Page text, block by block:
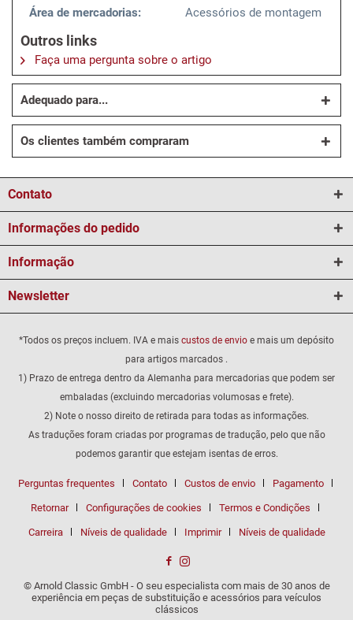
Área de mercadorias: Acessórios de montagem
Outros links
Faça uma pergunta sobre o artigo
Adequado para...
Os clientes também compraram
Contato
Informações do pedido
Informação
Newsletter
*Todos os preços incluem. IVA e mais custos de envio e mais um depósito
para artigos marcados .
1) Prazo de entrega dentro da Alemanha para mercadorias que podem ser
embaladas (excluindo mercadorias volumosas e frete).
2) Note o nosso direito de retirada para todas as informações.
As traduções foram criadas por programas de tradução, pelo que não
podemos garantir que estejam isentas de erros.
Perguntas frequentes Contato Custos de envio Pagamento
Retornar Configurações de cookies Termos e Condições
Carreira Níveis de qualidade Imprimir Níveis de qualidade
© Arnold Classic GmbH - O seu especialista com mais de 30 anos de
experiência em peças de substituição e acessórios para veículos
clássicos